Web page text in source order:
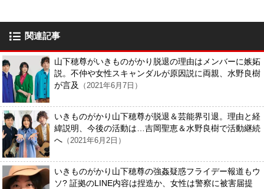
関連記事
山下穂尊がいきものがかり脱退の理由はメンバーに嫉妬
説。不仲や女性スキャンダルが原因説に両親、水野良樹
が言及
（2021年6月7日）
いきものがかり山下穂尊が脱退＆芸能界引退。理由と経
緯説明、今後の活動は…吉岡聖恵＆水野良樹で活動継続
へ （2021年6月2日）
いきものがかり山下穂尊の強姦疑惑フライデー報道もウ
ソ? 証拠のLINE内容は捏造か、女性は警察に被害届提